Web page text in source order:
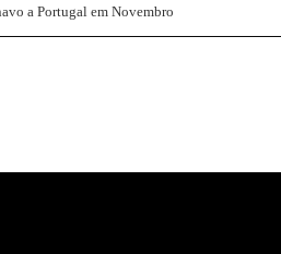
a Portugal em Novembro